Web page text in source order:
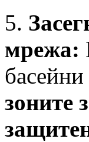
5.
мрежа:
зоните